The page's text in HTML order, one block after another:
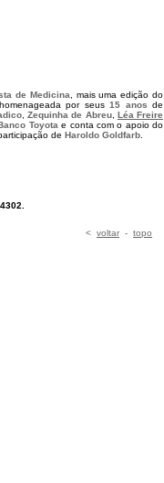
de Medicina , mais uma edição do
por seus15 anos de
,Zequinha de Abreu, Léa Freire
Toyota e conta com o apoio do
de Haroldo Goldfarb
< voltar - topo